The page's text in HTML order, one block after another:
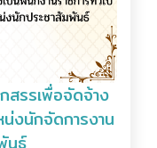
สรรเพื่อจัดจ้าง
น่งนักจัดการงาน